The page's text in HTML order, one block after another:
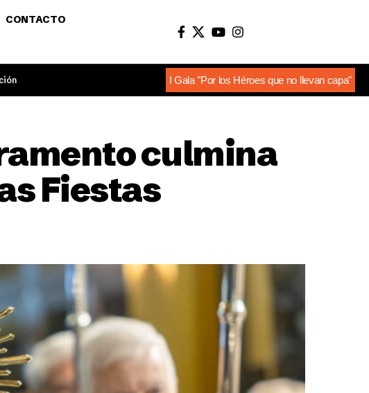
CONTACTO
I Gala "Por los Héroes que no llevan capa"
culmina
Fiestas